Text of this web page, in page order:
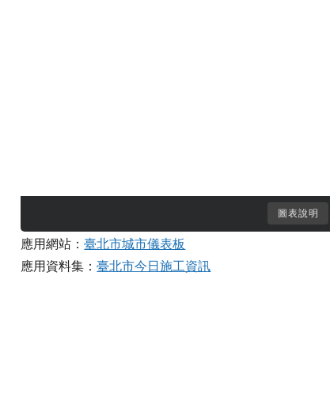
圖表說明
應用網站：臺北市城市儀表板
應用資料集：臺北市今日施工資訊